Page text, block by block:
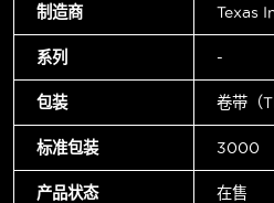
制造商 Texas
系列 -
包装 卷带（
标准包装 3000
产品状态 在售